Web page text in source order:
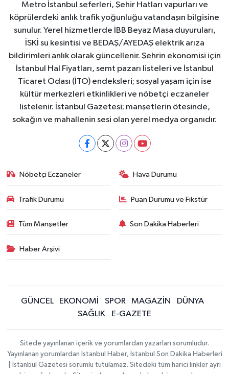
Metro İstanbul seferleri, Şehir Hatları vapurları ve
köprülerdeki anlık trafik yoğunluğu vatandaşın bilgisine
sunulur. Yerel hizmetlerde İBB Beyaz Masa duyuruları,
İSKİ su kesintisi ve BEDAŞ/AYEDAŞ elektrik arıza
bildirimleri anlık olarak güncellenir. Şehrin ekonomisi için
İstanbul Hal Fiyatları, semt pazarı listeleri ve İstanbul
Ticaret Odası (İTO) endeksleri; sosyal yaşam için ise
kültür merkezleri etkinlikleri ve nöbetçi eczaneler
listelenir. İstanbul Gazetesi; manşetlerin ötesinde,
sokağın ve mahallenin sesi olan yerel medya organıdır.
Nöbetçi Eczaneler Hava Durumu
Trafik Durumu Puan Durumu ve Fikstür
Tüm Manşetler Son Dakika Haberleri
Haber Arşivi
GÜNCEL EKONOMİ SPOR MAGAZİN
DÜNYA
SAĞLIK
E-GAZETE
Sitede yayınlanan içerik ve yorumlardan yazarları sorumludur.
Yayınlanan yorumlardan İstanbul Haber, İstanbul Son Dakika Haberleri
| İstanbul Gazetesi sorumlu tutulamaz. Sitedeki tüm harici linkler ayrı